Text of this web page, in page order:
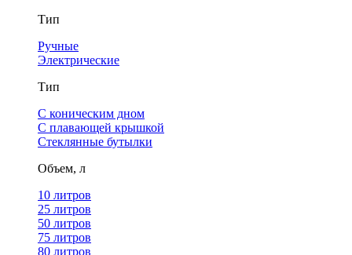
Тип
Ручные
Электрические
Тип
С коническим дном
С плавающей крышкой
Стеклянные бутылки
Объем, л
10 литров
25 литров
50 литров
75 литров
80 литров